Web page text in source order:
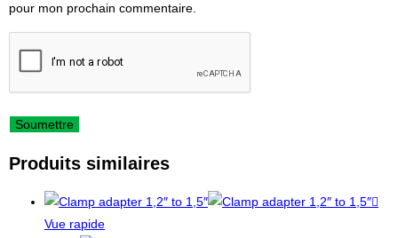
pour mon prochain commentaire.
Produits similaires
Vue rapide